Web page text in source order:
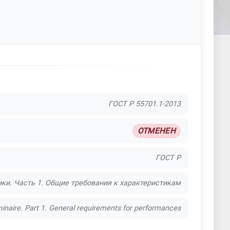
ГОСТ Р 55701.1-2013
ОТМЕНЕН
ГОСТ Р
Часть 1. Общие требования к характеристикам
Part 1. General requirements for performances